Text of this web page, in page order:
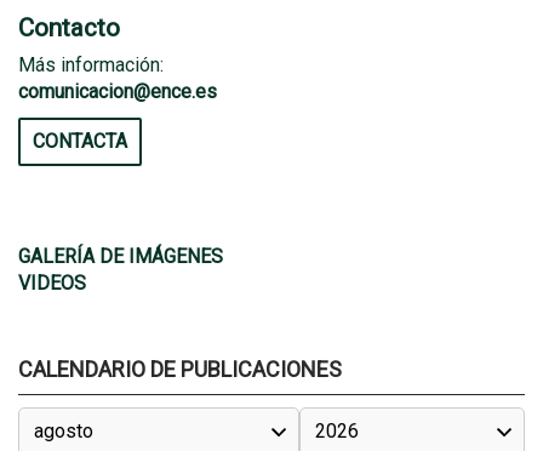
Contacto
Más información:
comunicacion@ence.es
CONTACTA
GALERÍA DE IMÁGENES
VIDEOS
CALENDARIO DE PUBLICACIONES